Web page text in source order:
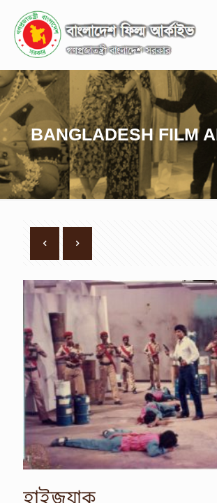
BANGLADESH FILM
হাইজ্যাক